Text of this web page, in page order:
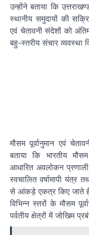
उन्होंने बताया कि
स्थानीय समुदायों की
एवं चेतावनी संदेशों को
बहु-स्तरीय संचार व्यवस्था
मौसम पूर्वानुमान एवं
बताया कि भारतीय
आधारित अवलोकन
स्वचालित वर्षामापी यंत्र
से आंकड़े एकत्र किए जाते
विभिन्न स्तरों के मौसम
पर्वतीय क्षेत्रों में जोखिम